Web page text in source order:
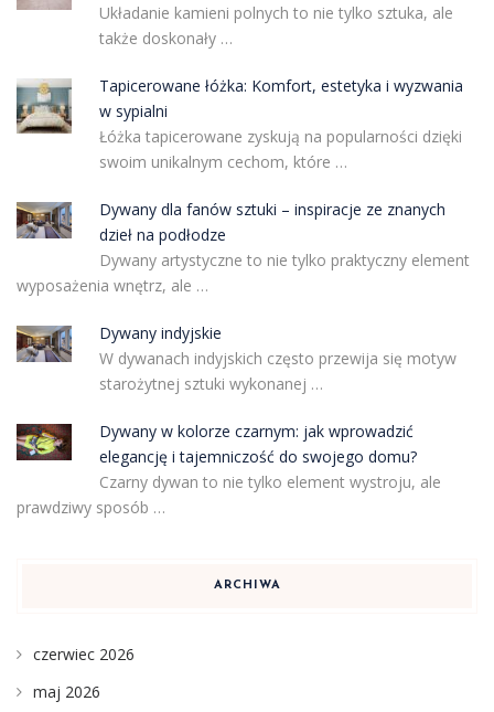
Układanie kamieni polnych to nie tylko sztuka, ale
także doskonały …
Tapicerowane łóżka: Komfort, estetyka i wyzwania
w sypialni
Łóżka tapicerowane zyskują na popularności dzięki
swoim unikalnym cechom, które …
Dywany dla fanów sztuki – inspiracje ze znanych
dzieł na podłodze
Dywany artystyczne to nie tylko praktyczny element
wyposażenia wnętrz, ale …
Dywany indyjskie
W dywanach indyjskich często przewija się motyw
starożytnej sztuki wykonanej …
Dywany w kolorze czarnym: jak wprowadzić
elegancję i tajemniczość do swojego domu?
Czarny dywan to nie tylko element wystroju, ale
prawdziwy sposób …
ARCHIWA
czerwiec 2026
maj 2026